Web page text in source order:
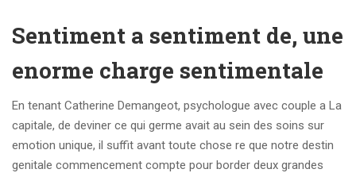
Sentiment a sentiment de, une
enorme charge sentimentale
En tenant Catherine Demangeot, psychologue avec couple a La
capitale, de deviner ce qui germe avait au sein des soins sur
emotion unique, il suffit avant toute chose re que notre destin
genitale commencement compte pour border deux grandes